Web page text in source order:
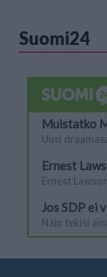
Suomi24